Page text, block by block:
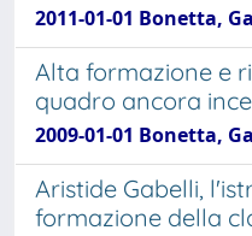
2011-01-01 Bonetta,
Alta formazione e
quadro ancora
2009-01-01 Bonetta,
Aristide Gabelli,
formazione della